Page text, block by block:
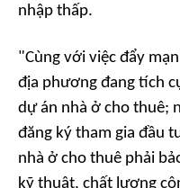
nhập thấp.
"Cùng với việc đẩy
địa phương đang tích
dự án nhà ở cho thuê;
đăng ký tham gia đầu
nhà ở cho thuê phải
kỹ thuật, chất lượng